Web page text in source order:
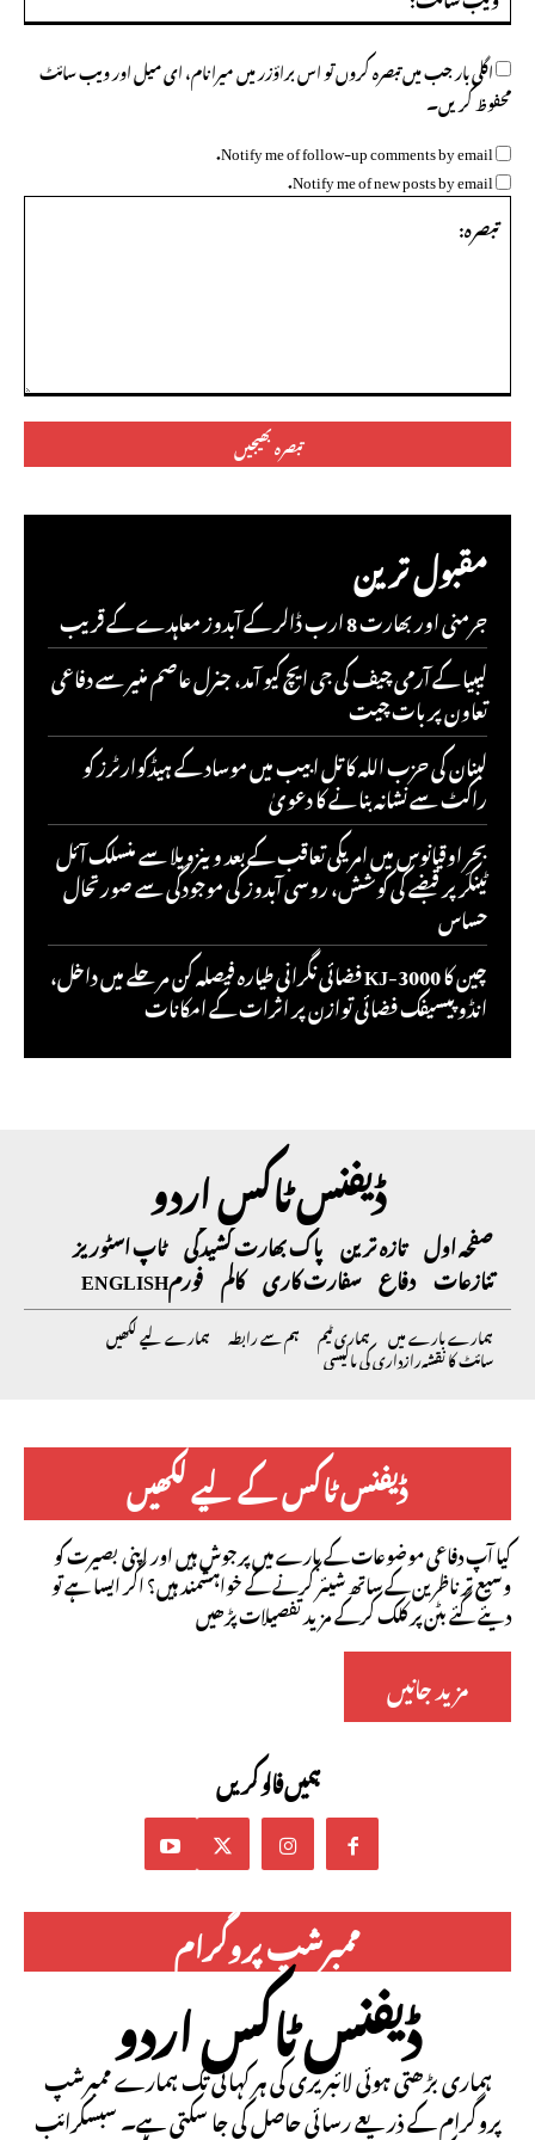
تبصرہ:
اگلی بار جب میں تبصرہ کروں تو اس براؤزر میں میرا نام، ای میل اور ویب سائٹ
محفوظ کریں۔
Notify me of follow-up comments by email.
Notify me of new posts by email.
مقبول ترین
جرمنی اور بھارت 8 ارب ڈالر کے آبدوز معاہدے کے قریب
لیبیا کے آرمی چیف کی جی ایچ کیو آمد، جنرل عاصم منیر سے دفاعی
تعاون پر بات چیت
لبنان کی حزب اللہ کا تل ابیب میں موساد کے ہیڈکوارٹرز کو
راکٹ سے نشانہ بنانے کا دعویٰ
بحرِ اوقیانوس میں امریکی تعاقب کے بعد وینزویلا سے منسلک آئل
ٹینکر پر قبضے کی کوشش، روسی آبدوز کی موجودگی سے صورتحال
حساس
چین کا KJ-3000 فضائی نگرانی طیارہ فیصلہ کن مرحلے میں داخل،
انڈو پیسیفک فضائی توازن پر اثرات کے امکانات
ڈیفنس ٹاکس اردو
صفحہ اول تازہ ترین پاک بھارت کشیدگی ٹاپ اسٹوریز
تنازعات دفاع سفارت کاری کالم فورمENGLISH
ہمارے بارے میں ہماری ٹیم ہم سے رابطہ ہمارے لیے لکھیں
سائٹ کا نقشہرازداری کی پالیسی
ڈیفنس ٹاکس کے لیے لکھیں
کیا آپ دفاعی موضوعات کے بارے میں پرجوش ہیں اور اپنی بصیرت کو
وسیع تر ناظرین کے ساتھ شیئر کرنے کے خواہشمند ہیں؟ اگر ایسا ہے تو
دیئے گئے بٹن پر کلک کرکے مزید تفصیلات پڑھیں
مزید جانیں
ہمیں فالو کریں
ممبرشپ پروگرام
ڈیفنس ٹاکس اردو
ہماری بڑھتی ہوئی لائبریری کی ہر کہانی تک ہمارے ممبرشپ
پروگرام کے ذریعے رسائی حاصل کی جا سکتی ہے۔ سبسکرائب